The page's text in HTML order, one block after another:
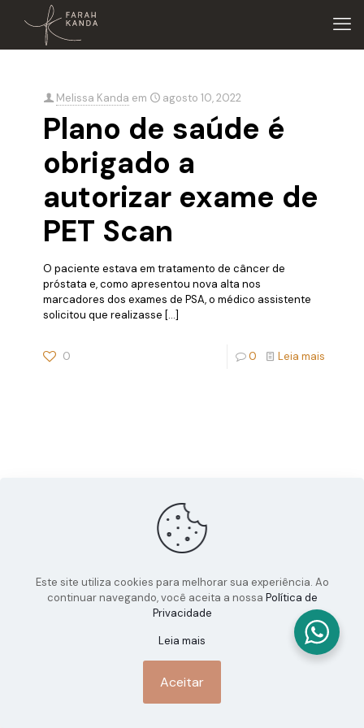
Melissa Kanda em agosto 10, 2022
Plano de saúde é
obrigado a
autorizar exame de
PET Scan
O paciente estava em tratamento de câncer de
próstata e, como apresentou nova alta nos
marcadores dos exames de PSA, o médico assistente
solicitou que realizasse […]
0 0 Leia mais
Este site utiliza cookies para melhorar sua experiência. Ao
continuar navegando, você aceita a nossa Política de
Privacidade
Leia mais
Aceitar